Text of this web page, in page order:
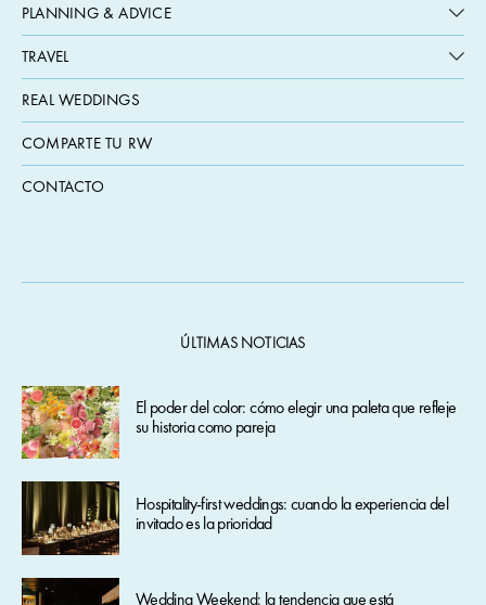
PLANNING & ADVICE
TRAVEL
REAL WEDDINGS
COMPARTE TU RW
CONTACTO
ÚLTIMAS NOTICIAS
El poder del color: cómo elegir una paleta que refleje
su historia como pareja
Hospitality-first weddings: cuando la experiencia del
invitado es la prioridad
Wedding Weekend: la tendencia que está